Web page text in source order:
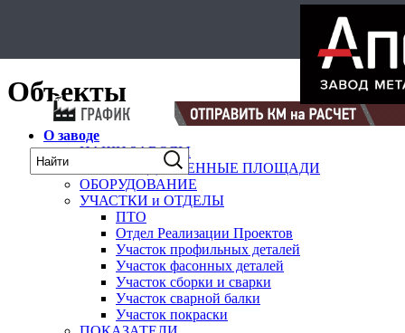
Объекты
О заводе
НАШИ ЗАВОДЫ
ПРОИЗВОДСТВЕННЫЕ ПЛОЩАДИ
ОБОРУДОВАНИЕ
УЧАСТКИ и ОТДЕЛЫ
ПТО
Отдел Реализации Проектов
Участок профильных деталей
Участок фасонных деталей
Участок сборки и сварки
Участок сварной балки
Участок покраски